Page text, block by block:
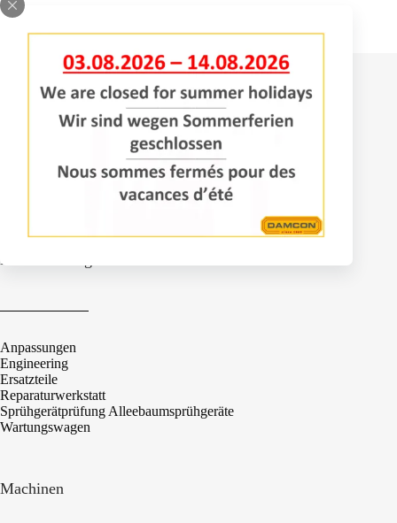
4043 KD Opheusden
+31 (0)488 – 442828
Dienstleistungen
Anpassungen
Engineering
Ersatzteile
Reparaturwerkstatt
Sprühgerätprüfung Alleebaumsprühgeräte
Wartungswagen
Machinen